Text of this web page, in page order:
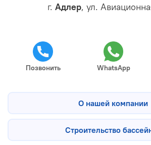
г. Адлер, ул.
Позвонить WhatsApp
О нашей компании
Строительство